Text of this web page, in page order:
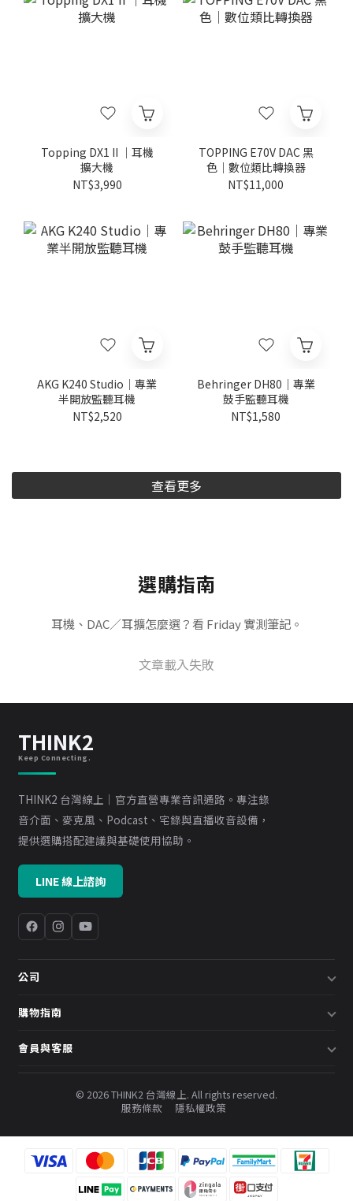
Topping DX1 II ｜耳機
擴大機
NT$3,990
TOPPING E70V DAC 黑
色｜數位類比轉換器
NT$11,000
AKG K240 Studio｜專業
半開放監聽耳機
NT$2,520
Behringer DH80｜專業
鼓手監聽耳機
NT$1,580
查看更多
選購指南
耳機、DAC／耳擴怎麼選？看 Friday 實測筆記。
文章載入失敗
THINK2
Keep Connecting.
THINK2 台灣線上｜官方直營專業音訊通路。專注錄
音介面、麥克風、Podcast、宅錄與直播收音設備，
提供選購搭配建議與基礎使用協助。
LINE 線上諮詢
公司
關於我們
預約諮詢
購物指南
配送說明
常見問題
會員與客服
會員中心
© 2026 THINK2 台灣線上. All rights reserved.
服務條款
隱私權政策